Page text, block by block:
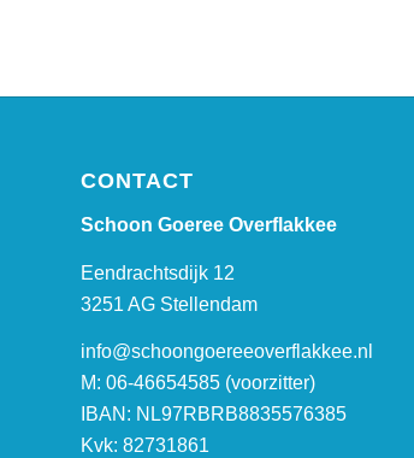
CONTACT
Schoon Goeree Overflakkee
Eendrachtsdijk 12
3251 AG Stellendam
info@schoongoereeoverflakkee.nl
M: 06-46654585 (voorzitter)
IBAN: NL97RBRB8835576385
Kvk: 82731861